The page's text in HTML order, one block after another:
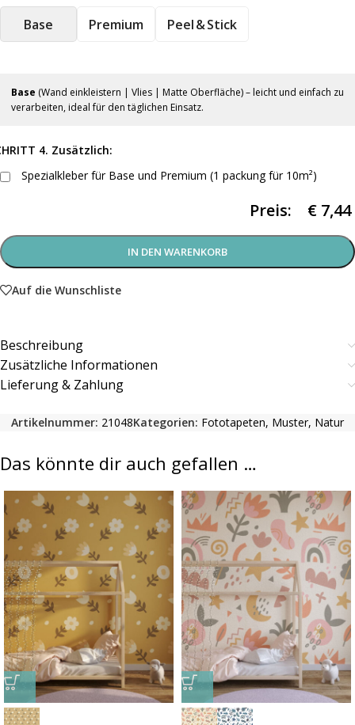
Base Premium Peel & Stick
Base (Wand einkleistern | Vlies | Matte Oberfläche) – leicht und einfach zu
verarbeiten, ideal für den täglichen Einsatz.
4. Zusätzlich:
Spezialkleber für Base und Premium (1 packung für 10m²)
Preis: € 7,44
IN DEN WARENKORB
Auf die Wunschliste
Beschreibung
Zusätzliche Informationen
Lieferung & Zahlung
Artikelnummer: 21048Kategorien: Fototapeten, Muster, Natur
Das könnte dir auch gefallen …